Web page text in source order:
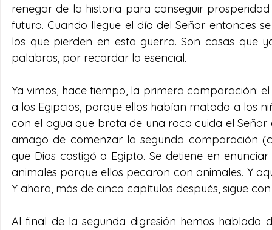
renegar de la historia para conseguir
futuro. Cuando llegue el día del Señor entonces
los que pierden en esta guerra. Son cosas que
palabras, por recordar lo esencial.
Ya vimos, hace tiempo, la primera comparación:
a los Egipcios, porque ellos habían matado a los
con el agua que brota de una roca cuida el
amago de comenzar la segunda comparación
que Dios castigó a Egipto. Se detiene en
animales porque ellos pecaron con animales. Y
Y ahora, más de cinco capítulos después, sigue
Al final de la segunda digresión hemos